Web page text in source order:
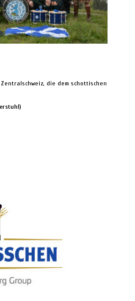
die dem schottischen